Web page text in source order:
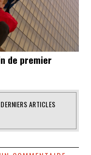
de premier
DERNIERS ARTICLES